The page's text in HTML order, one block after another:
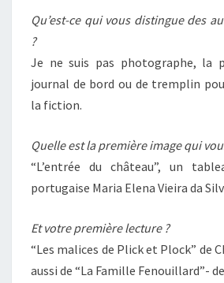
Qu’est-ce qui vous distingue des
?
Je ne suis pas photographe, la
journal de bord ou de tremplin
la fiction.
Quelle est la première image qui
“L’entrée du château”, un
portugaise Maria Elena Vieira da
Et votre première lecture ?
“Les malices de Plick et Plock” de
aussi de “La Famille Fenouillard”-